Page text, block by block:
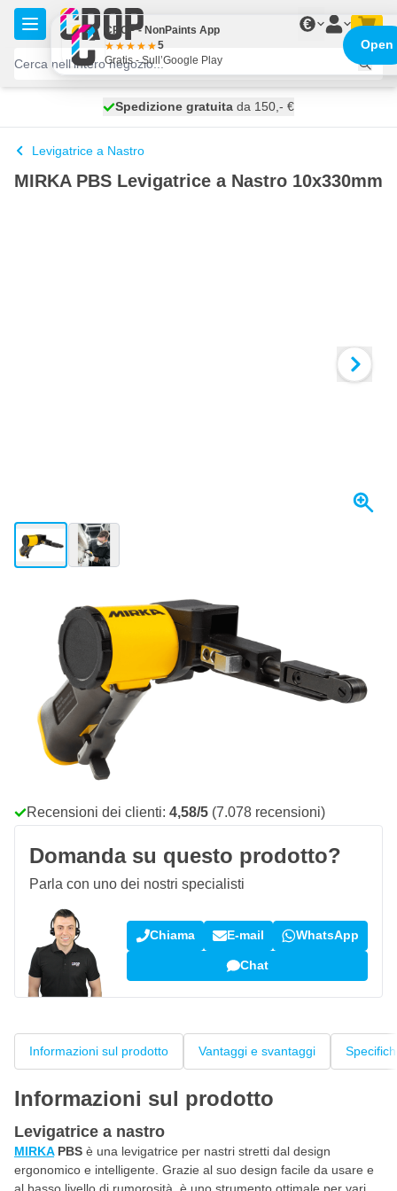
Salta al contenuto
€
spedito domani
Spedizione gratuita da 150,- €
100 giorni
Levigatrice a Nastro
MIRKA PBS Levigatrice a Nastro 10x330mm
View larger imageView larger image
299, €
Quantità
Aggiungi al Carrello
Ordina entro le 23:59,
Spedizione gratuita
Recensioni dei clienti: 4,58/5 (7.078 recensioni)
Domanda su questo prodotto?
Parla con uno dei nostri specialisti
Chiama E-mail WhatsApp
Chat
Informazioni sul prodotto Vantaggi e svantaggi
Informazioni sul prodotto
Levigatrice a nastro
MIRKAPBS è una levigatrice per nastri stretti dal design
ergonomico e intelligente. Grazie al suo design facile da usare e
CROP - NonPaints App
5
Gratis - Sull’Google Play
Open